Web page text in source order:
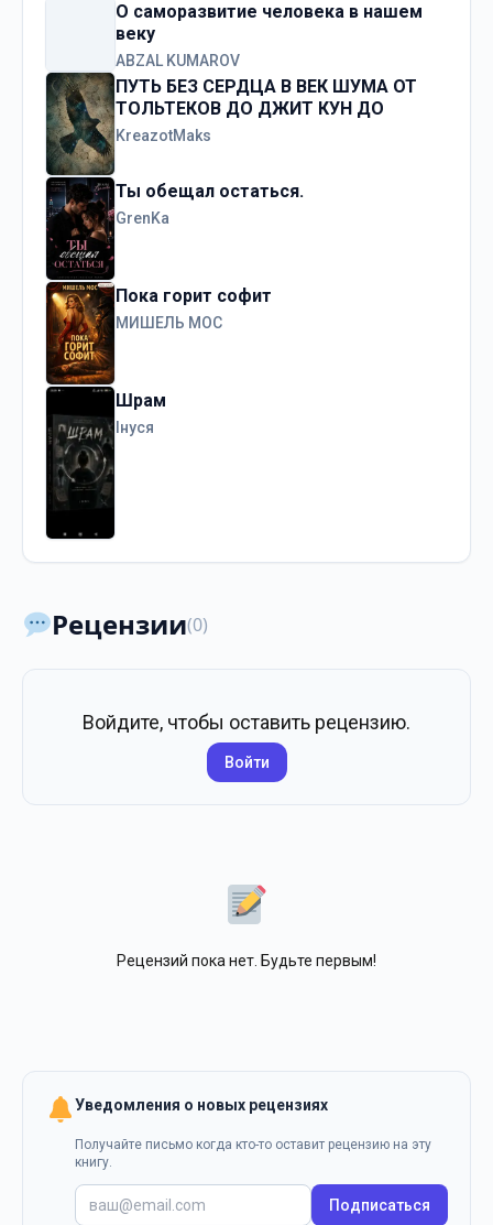
О саморазвитие человека в нашем
веку
ABZAL KUMAROV
ПУТЬ БЕЗ СЕРДЦА В ВЕК ШУМА ОТ
ТОЛЬТЕКОВ ДО ДЖИТ КУН ДО
KreazotMaks
Ты обещал остаться.
GrenKa
Пока горит софит
МИШЕЛЬ МОС
Шрам
Інуся
Рецензии(0)
Войдите, чтобы оставить рецензию.
Войти
Рецензий пока нет. Будьте первым!
Уведомления о новых рецензиях
Получайте письмо когда кто-то оставит рецензию на эту
книгу.
Подписаться